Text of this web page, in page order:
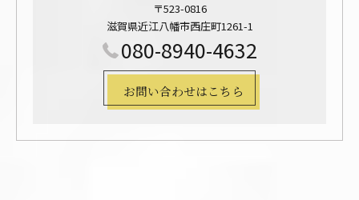
〒523-0816
滋賀県近江八幡市西庄町1261-1
080-8940-4632
お問い合わせはこちら